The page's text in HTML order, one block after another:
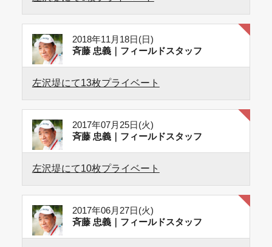
2018年11月18日(日)
斉藤 忠義｜フィールドスタッフ
左沢堤にて13枚プライベート
2017年07月25日(火)
斉藤 忠義｜フィールドスタッフ
左沢堤にて10枚プライベート
2017年06月27日(火)
斉藤 忠義｜フィールドスタッフ